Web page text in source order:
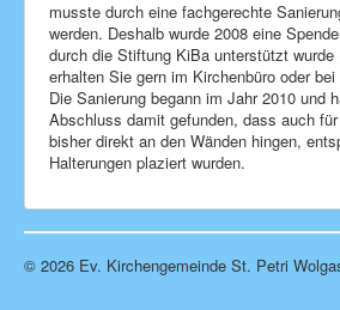
musste durch eine fachgerechte
werden. Deshalb wurde 2008 eine
durch die Stiftung KiBa unterstützt
erhalten Sie gern im Kirchenbüro oder
Die Sanierung begann im Jahr 2010 und
Abschluss damit gefunden, dass auch
bisher direkt an den Wänden hingen,
Halterungen plaziert wurden.
© 2026 Ev. Kirchengemeinde St. Petri